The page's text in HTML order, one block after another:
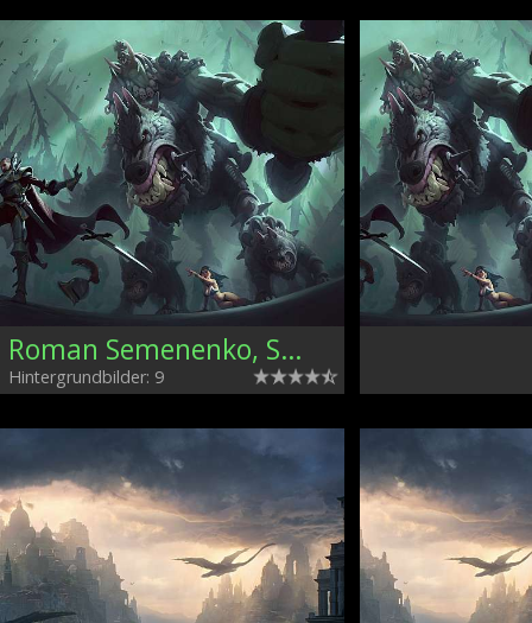
Roman Semenenko, Serbia
Hintergrundbilder: 9